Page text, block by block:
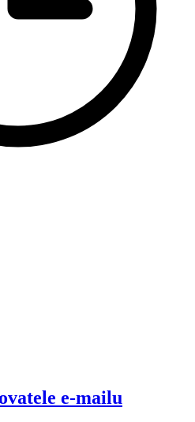
e-mailu